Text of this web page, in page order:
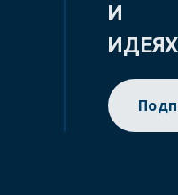
И
ИДЕЯХ